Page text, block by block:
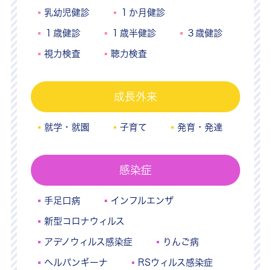
乳幼児健診 １か月健診
１歳健診 １歳半健診 ３歳健診
視力検査 聴力検査
成長外来
就学・就園 子育て 発育・発達
感染症
手足口病 インフルエンザ
新型コロナウィルス
アデノウィルス感染症 りんご病
ヘルパンギーナ RSウィルス感染症